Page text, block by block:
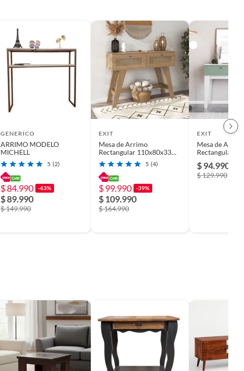
GENERICO
ARRIMO MODELO
MICHELL
5 (2)
$ 84.990 -43%
$ 89.990
$ 149.990
EXIT
Mesa de Arrimo
Rectangular 110x80x33
cm Marrón Roble - Trama
5 (4)
$ 99.990 -39%
$ 109.990
$ 164.990
EXIT
Mesa de
Rectangular
$ 94.990
$ 129.990